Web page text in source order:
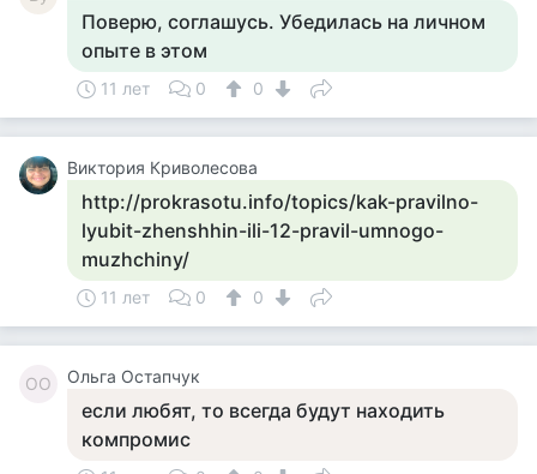
Поверю, соглашусь. Убедилась на личном
опыте в этом
11 лет 0 0
Виктория Криволесова
http://prokrasotu.info/topics/kak-pravilno-
lyubit-zhenshhin-ili-12-pravil-umnogo-
muzhchiny/
11 лет 0 0
ОО Ольга Остапчук
если любят, то всегда будут находить
компромис